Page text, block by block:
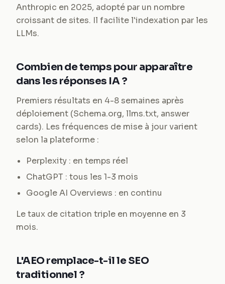
Anthropic en 2025, adopté par un nombre
croissant de sites. Il facilite l'indexation par les
LLMs.
Combien de temps pour apparaître
dans les réponses IA ?
Premiers résultats en 4-8 semaines après
déploiement (Schema.org, llms.txt, answer
cards). Les fréquences de mise à jour varient
selon la plateforme :
Perplexity : en temps réel
ChatGPT : tous les 1-3 mois
Google AI Overviews : en continu
Le taux de citation triple en moyenne en 3
mois.
L'AEO remplace-t-il le SEO
traditionnel ?